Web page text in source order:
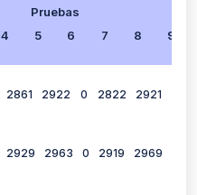
Pruebas
4 5 6 7 8 9
2861 2922 0 2822 2921
2929 2963 0 2919 2969